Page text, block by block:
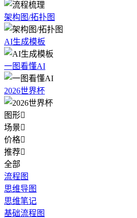
架构图/拓扑图
AI生成模板
一图看懂AI
2026世界杯
图形
场景
价格
推荐
全部
流程图
思维导图
思维笔记
基础流程图